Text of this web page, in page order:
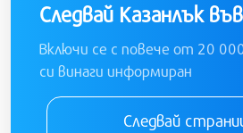
Следвай Казанлък
Включи се с повече от 20
си винаги информиран
Следвай